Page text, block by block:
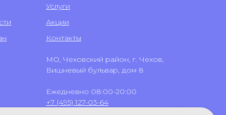
Услуги
Акции
Контакты
МО, Чеховский район, г. Чехов,
Вишневый бульвар, дом 8
Ежедневно 08:00-20:00
+7 (495) 127-03-64